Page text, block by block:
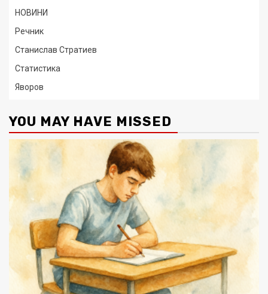
НОВИНИ
Речник
Станислав Стратиев
Статистика
Яворов
YOU MAY HAVE MISSED